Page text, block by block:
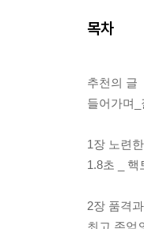
목차
추천의 글
들어가며
1장 노련
1.8초 _ 핵
2장 품격